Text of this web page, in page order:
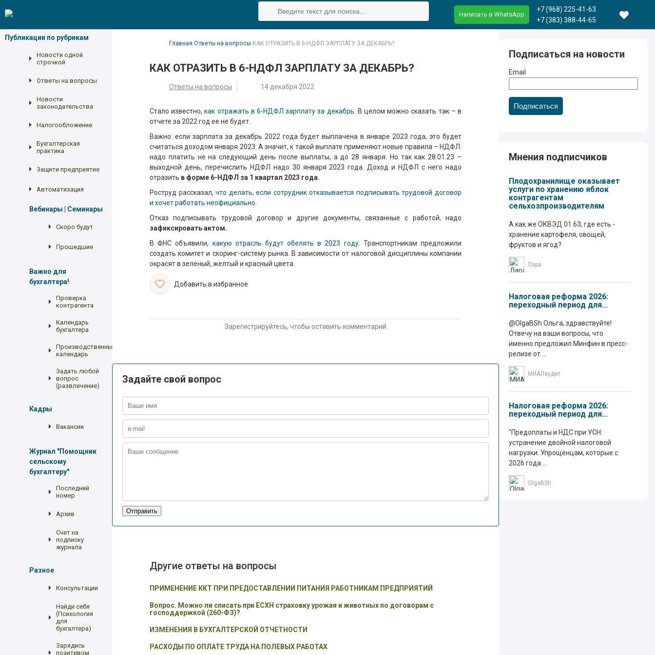
Написать в WhatsApp
+7 (968) 225-41-63
+7 (383) 388-44-65
Публикации по рубрикам
Новости одной
строчкой
Ответы на вопросы
Новости
законодательства
Налогообложение
Бухгалтерская
практика
Защити предприятие
Автоматизация
Вебинары | Семинары
Скоро будут
Прошедшие
Важно для
бухгалтера!
Проверка
контрагента
Календарь
бухгалтера
Производственный
календарь
Задать любой
вопрос
(развлечение)
Кадры
Вакансии
Журнал "Помощник
сельскому
бухгалтеру"
Последний
номер
Архив
Счет на
подписку
журнала
Разное
Консультации
Найди себя
(Психология
для
бухгалтера)
Зарядись
позитивом
Главная Ответы на вопросы КАК ОТРАЗИТЬ В 6-НДФЛ ЗАРПЛАТУ ЗА ДЕКАБРЬ?
КАК ОТРАЗИТЬ В 6-НДФЛ ЗАРПЛАТУ ЗА ДЕКАБРЬ?
Ответы на вопросы 14 декабря 2022
Стало известно,как отражать в 6-НДФЛ зарплату за декабрь . В целом можно сказать так – в
отчете за 2022 год ее не будет.
Важно: если зарплата за декабрь 2022 года будет выплачена в январе 2023 года, это будет
считаться доходом января 2023. А значит, к такой выплате применяют новые правила – НДФЛ:
надо платить не на следующий день после выплаты, а до 28 января. Но так как 28.01.23 –
выходной день, перечислить НДФЛ надо 30 января 2023 года. Доход и НДФЛ с него надо
отразить в форме 6-НДФЛ за 1 квартал 2023 года.
Роструд рассказал,что делать, если сотрудник отказывается подписывать трудовой договор
и хочет работать неофициально
Отказ подписывать трудовой договор и другие документы, связанные с работой, надо
зафиксировать актом.
В ФНС объявили, какую отрасль будут обелять в 2023 году. Транспортникам предложили
создать комитет и скоринг-систему рынка. В зависимости от налоговой дисциплины компании
окрасят в зеленый, желтый и красный цвета.
Добавить в избранное
Зарегистрируйтесь, чтобы оставить комментарий
Задайте свой вопрос
Отправить
Другие ответы на вопросы
ПРИМЕНЕНИЕ ККТ ПРИ ПРЕДОСТАВЛЕНИИ ПИТАНИЯ РАБОТНИКАМ ПРЕДПРИЯТИЙ
Вопрос. Можно ли списать при ЕСХН страховку урожая и животных по договорам с
господдержкой (260-ФЗ)?
ИЗМЕНЕНИЯ В БУХГАЛТЕРСКОЙ ОТЧЕТНОСТИ
РАСХОДЫ ПО ОПЛАТЕ ТРУДА НА ПОЛЕВЫХ РАБОТАХ
Подписаться на новости
Email
Подписаться
Мнения подписчиков
Плодохранилище оказывает
услуги по хранению яблок
контрагентам
сельхозпроизводителям
А как же ОКВЭД 01.63, где есть -
хранение картофеля, овощей,
фруктов и ягод?
Лара
Налоговая реформа 2026:
переходный период для...
@OlgaBSh Ольга, здравствуйте!
Отвечу на ваши вопросы, что
именно предложил Минфин в пресс-
релизе от ...
МИАЛаудит
Налоговая реформа 2026:
переходный период для...
"Предоплаты и НДС при УСН:
устранение двойной налоговой
нагрузки. Упрощенцам, которые с
2026 года ...
OlgaBSh